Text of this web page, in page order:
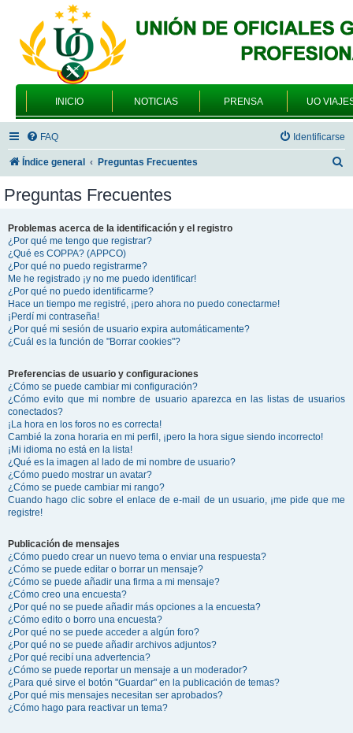
INICIO NOTICIAS PRENSA UO
FAQ Identificarse
Índice general Preguntas Frecuentes
Preguntas Frecuentes
Problemas acerca de la identificación y el registro
¿Por qué me tengo que registrar?
¿Qué es COPPA? (APPCO)
¿Por qué no puedo registrarme?
Me he registrado ¡y no me puedo identificar!
¿Por qué no puedo identificarme?
Hace un tiempo me registré, ¡pero ahora no puedo conectarme!
¡Perdí mi contraseña!
¿Por qué mi sesión de usuario expira automáticamente?
¿Cuál es la función de "Borrar cookies"?
Preferencias de usuario y configuraciones
¿Cómo se puede cambiar mi configuración?
¿Cómo evito que mi nombre de usuario aparezca en las listas de usuarios
conectados?
¡La hora en los foros no es correcta!
Cambié la zona horaria en mi perfil, ¡pero la hora sigue siendo incorrecto!
¡Mi idioma no está en la lista!
¿Qué es la imagen al lado de mi nombre de usuario?
¿Cómo puedo mostrar un avatar?
¿Cómo se puede cambiar mi rango?
Cuando hago clic sobre el enlace de e-mail de un usuario, ¡me pide que me
registre!
Publicación de mensajes
¿Cómo puedo crear un nuevo tema o enviar una respuesta?
¿Cómo se puede editar o borrar un mensaje?
¿Cómo se puede añadir una firma a mi mensaje?
¿Cómo creo una encuesta?
¿Por qué no se puede añadir más opciones a la encuesta?
¿Cómo edito o borro una encuesta?
¿Por qué no se puede acceder a algún foro?
¿Por qué no se puede añadir archivos adjuntos?
¿Por qué recibí una advertencia?
¿Cómo se puede reportar un mensaje a un moderador?
¿Para qué sirve el botón "Guardar" en la publicación de temas?
¿Por qué mis mensajes necesitan ser aprobados?
¿Cómo hago para reactivar un tema?